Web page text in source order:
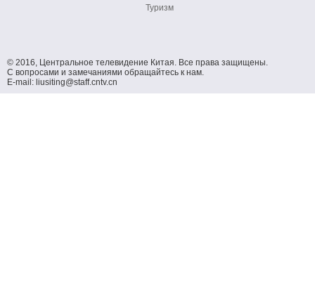
Туризм
© 2016, Центральное телевидение Китая. Все права защищены.
С вопросами и замечаниями обращайтесь к нам.
E-mail: liusiting@staff.cntv.cn